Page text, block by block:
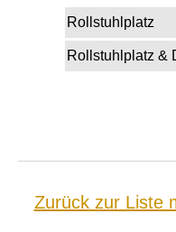
Rollstuhlplatz
Rollstuhlplatz &
Zurück zur Liste